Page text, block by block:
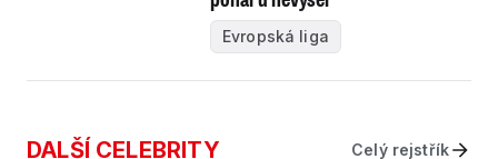
Evropská liga
DALŠÍ CELEBRITY Celý rejstřík